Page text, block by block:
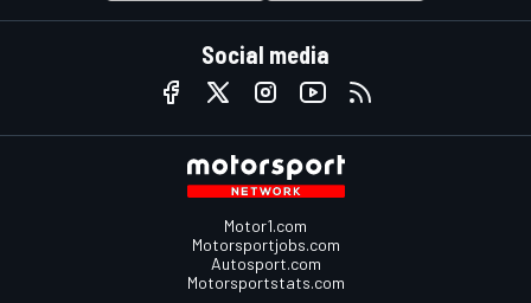
Social media
Motor1.com
Motorsportjobs.com
Autosport.com
Motorsportstats.com